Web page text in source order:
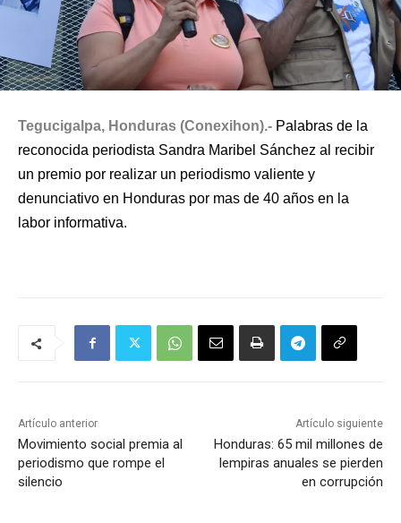
Tegucigalpa, Honduras (Conexihon).- Palabras de la
reconocida periodista Sandra Maribel Sánchez al recibir
un premio por realizar un periodismo valiente y
denunciativo en Honduras por mas de 40 años en la
labor informativa.
Artículo anterior
Movimiento social premia al
periodismo que rompe el
silencio
Artículo siguiente
Honduras: 65 mil millones de
lempiras anuales se pierden
en corrupción